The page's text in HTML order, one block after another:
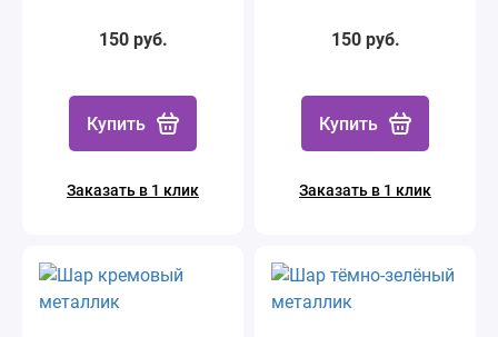
150 руб.
Купить
Заказать в 1 клик
150 руб.
Купить
Заказать в 1 клик